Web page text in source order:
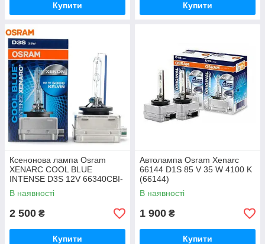
Купити Купити
Ксенонова лампа Osram
XENARC COOL BLUE
INTENSE D3S 12V 66340CBI-
FS
В наявності
2 500 ₴
Купити
Автолампа Osram Xenarc
66144 D1S 85 V 35 W 4100 K
(66144)
В наявності
1 900 ₴
Купити